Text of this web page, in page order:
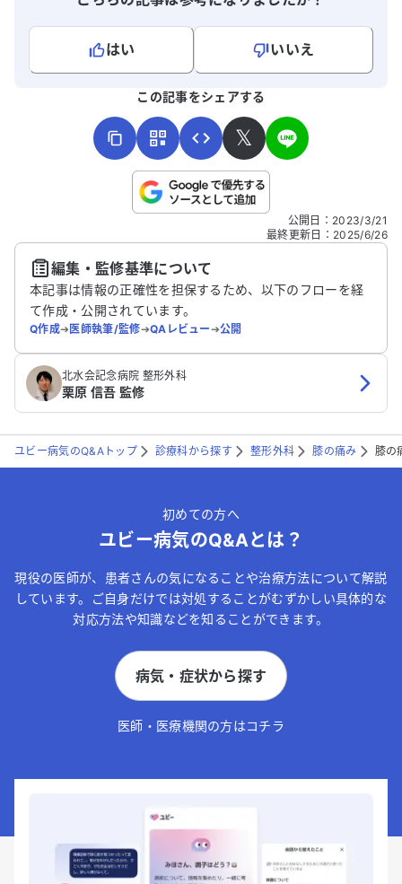
療法があれば教えていただきたいです。
はい
いいえ
こちらは送信専用のフォームです。氏名やご自身の病気の詳細な
送信する
この記事をシェアする
𝕏
公開日 ： 2023/3/21
最終更新日 ： 2025/6/26
編集・監修基準について
本記事は情報の正確性を担保するため、以下のフローを経
て作成・公開されています。
Q作成➔医師執筆/監修➔QAレビュー➔公開
北水会記念病院 整形外科
栗原 信吾 監修
ユビー病気のQ&Aトップ 診療科から探す 整形外科 膝の痛み 膝の
初めての方へ
ユビー病気のQ&Aとは？
現役の医師が、患者さんの気になることや治療方法について解説
しています。ご自身だけでは対処することがむずかしい具体的な
対応方法や知識などを知ることができます。
病気・症状から探す
医師・医療機関の方はコチラ